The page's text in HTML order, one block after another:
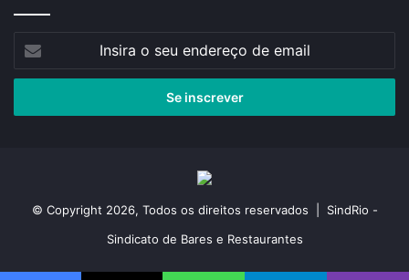
seu
de
© Copyright 2026, Todos os direitos reservados | SindRio -
Sindicato de Bares e Restaurantes